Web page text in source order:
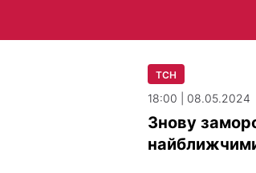
ТСН
18:00 | 08.05.2024
Знову